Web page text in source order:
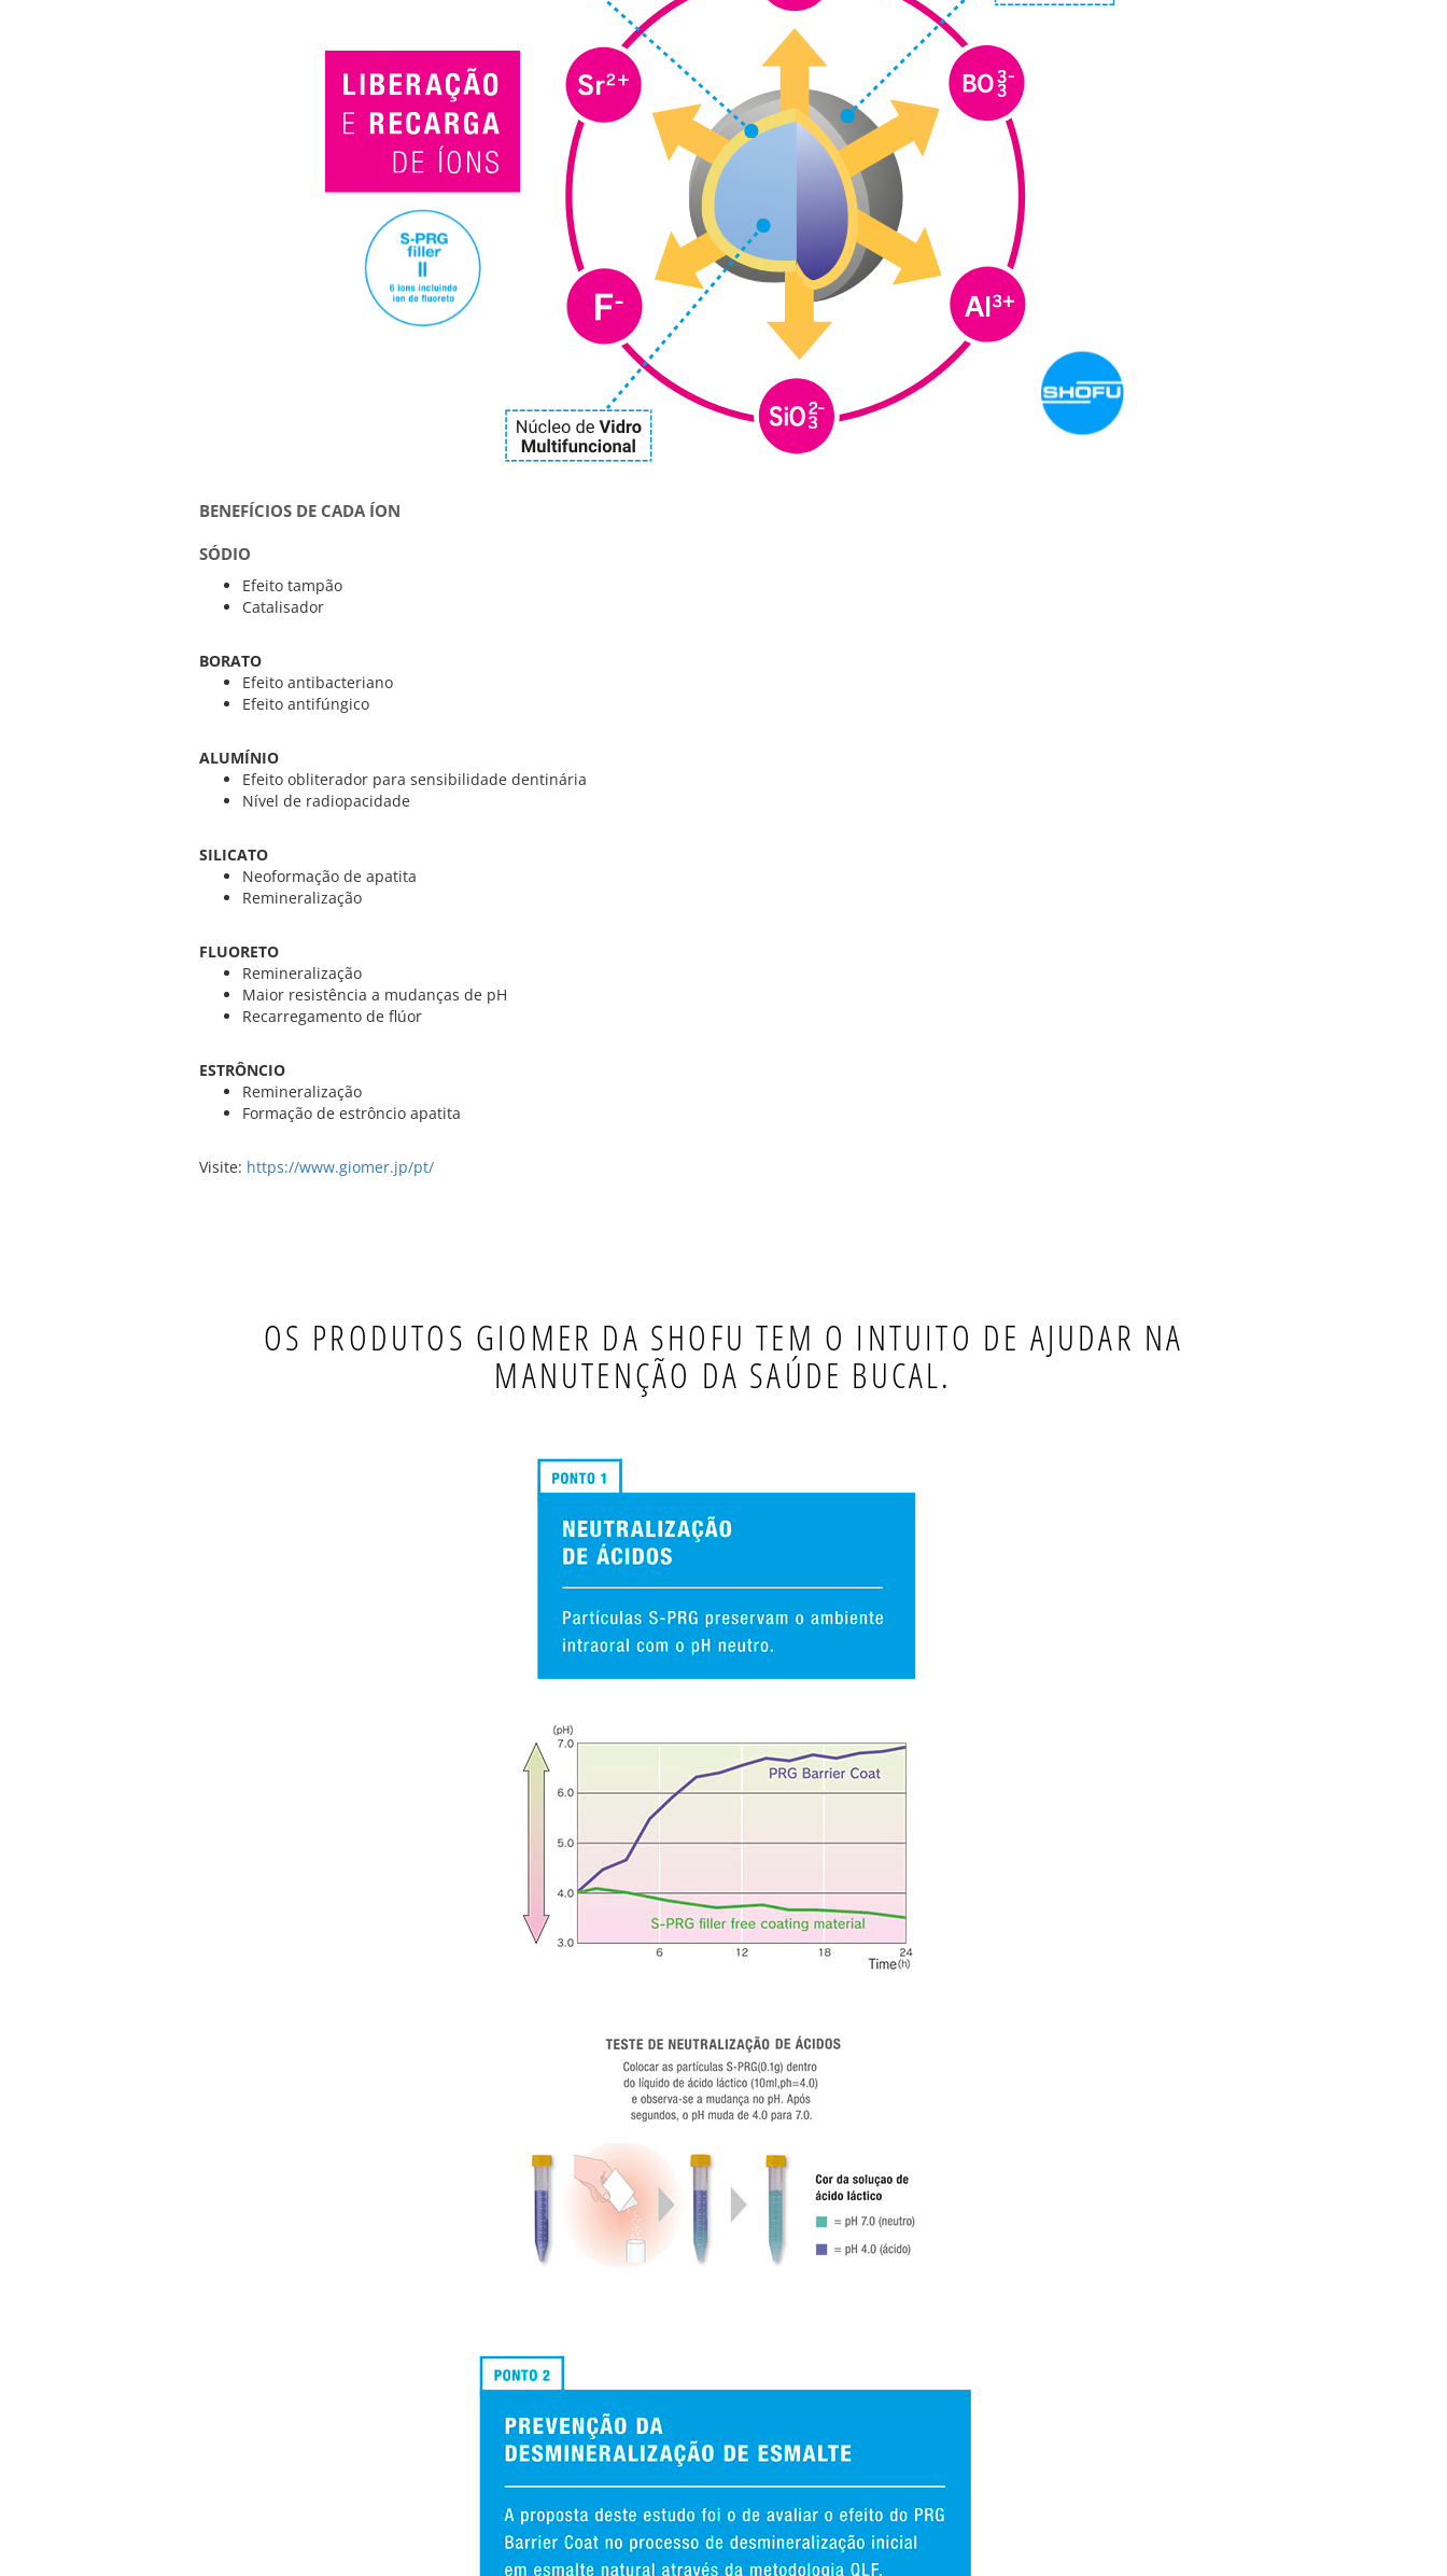
BENEFÍCIOS DE CADA ÍON
SÓDIO
Efeito tampão
Catalisador
BORATO
Efeito antibacteriano
Efeito antifúngico
ALUMÍNIO
Efeito obliterador para sensibilidade dentinária
Nível de radiopacidade
SILICATO
Neoformação de apatita
Remineralização
FLUORETO
Remineralização
Maior resistência a mudanças de pH
Recarregamento de flúor
ESTRÔNCIO
Remineralização
Formação de estrôncio apatita
Visite: https://www.giomer.jp/pt/
OS PRODUTOS GIOMER DA SHOFU TEM O INTUITO DE AJUDAR NA
MANUTENÇÃO DA SAÚDE BUCAL.